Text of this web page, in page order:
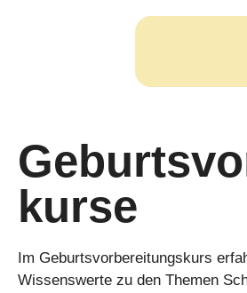
kurse
Im Geburtsvorbereitungskurs
Wissenswerte zu den Themen